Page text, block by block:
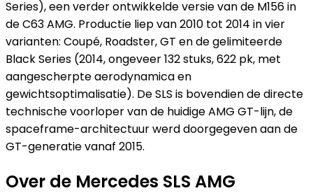
Series), een verder ontwikkelde versie van de M156 in
de C63 AMG. Productie liep van 2010 tot 2014 in vier
varianten: Coupé, Roadster, GT en de gelimiteerde
Black Series (2014, ongeveer 132 stuks, 622 pk, met
aangescherpte aerodynamica en
gewichtsoptimalisatie). De SLS is bovendien de directe
technische voorloper van de huidige AMG GT-lijn, de
spaceframe-architectuur werd doorgegeven aan de
GT-generatie vanaf 2015.
Over de Mercedes SLS AMG